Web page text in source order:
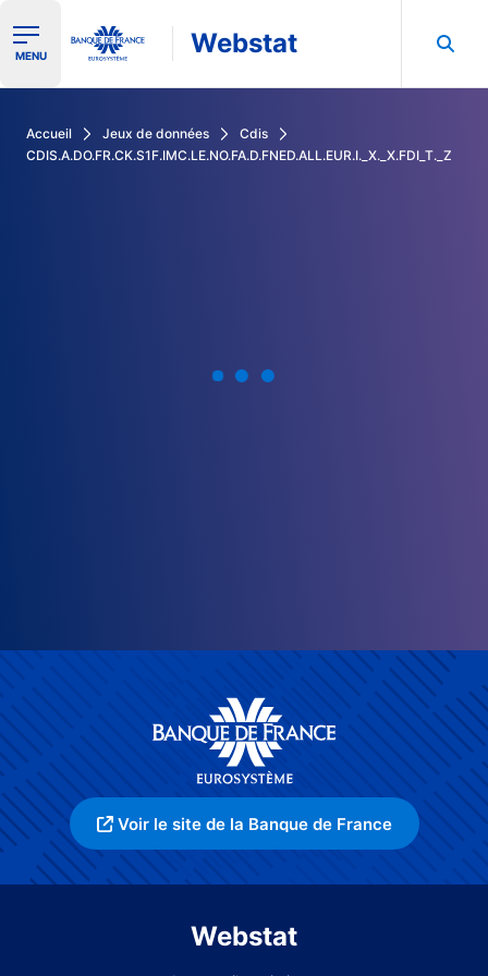
Ouvrir le menu de navigation
MENU Webstat
Accueil Jeux de données
Cdis
CDIS.A.DO.FR.CK.S1F.IMC.LE.NO.FA.D.FNED.ALL.EUR.I._X._X.FDI_T._Z
Voir le site de la Banque de France
Webstat